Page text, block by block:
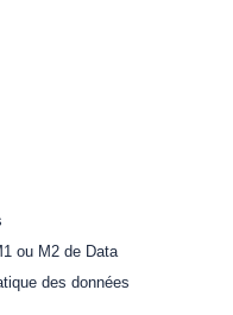
ou M2 de Data
des données